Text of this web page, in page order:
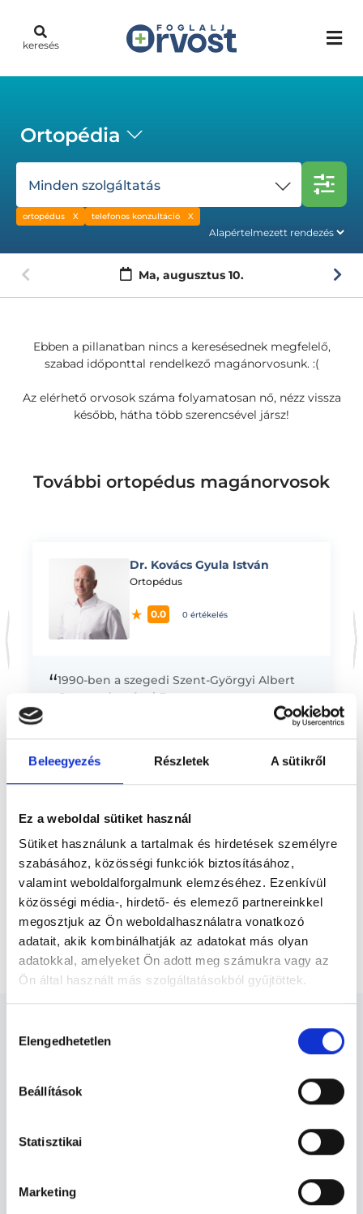
Beleegyezés Részletek A sütikről
Ez a weboldal sütiket használ
Sütiket használunk a tartalmak és hirdetések személyre
szabásához, közösségi funkciók biztosításához,
valamint weboldalforgalmunk elemzéséhez. Ezenkívül
közösségi média-, hirdető- és elemező partnereinkkel
megosztjuk az Ön weboldalhasználatra vonatkozó
adatait, akik kombinálhatják az adatokat más olyan
adatokkal, amelyeket Ön adott meg számukra vagy az
Ön által használt más szolgáltatásokból gyűjtöttek.
szabályzat:https://foglaljorvost.hu/info/foglaljorvost-
kiválasztása
Elengedhetetlen
Beállítások
Statisztikai
Marketing
keresés
Ortopédia
Minden szolgáltatás
ortopédus telefonos konzultáció
Ma, augusztus 10.
Ebben a pillanatban nincs a keresésednek megfelelő,
szabad időponttal rendelkező magánorvosunk. :(
Az elérhető orvosok száma folyamatosan nő, nézz vissza
később, hátha több szerencsével jársz!
További ortopédus magánorvosok
Dr. Kovács Gyula István
Ortopédus
0.0 0 értékelés
“1990-ben a szegedi Szent-Györgyi Albert
Orvostudományi Egyetemen szerzett
általános orvosi diplomát, ezt követően
Ortopédiai Osztályának megbízott...
Előző
* Szakorvos jelölt (rezidens): általános orvosi oklevéllel rendelkező
megszerzésére irányuló képzésben vesz részt. Ezen orvosok által
önállóan nem végezhető szakmai tevékenységért teljes
felelősséggel tartozik és azt közvetlenül felügyeli az egészségügyi
szakorvosjelölt önállóan láthat el feladatokat. A foglaljorvost.hu
felelősségét kizárja esetleges névazonosságért bármely szakorvos
és szakorvosjelölt esetén.
Főoldal Ortopédus Telefonos konzultáció
Ortopédus - Ortopédia
Ortopédia TERÜLETHEZ KAPCSOLÓDÓ